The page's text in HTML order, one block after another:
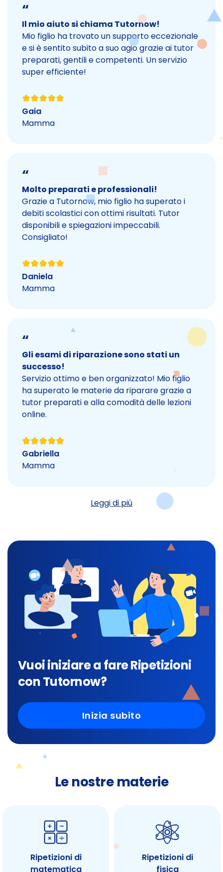
“
Il mio aiuto si chiama Tutornow!
Mio figlio ha trovato un supporto eccezionale
e si è sentito subito a suo agio grazie ai tutor
preparati, gentili e competenti. Un servizio
super efficiente!
Gaia
Mamma
“
Molto preparati e professionali!
Grazie a Tutornow, mio figlio ha superato i
debiti scolastici con ottimi risultati. Tutor
disponibili e spiegazioni impeccabili.
Consigliato!
Daniela
Mamma
“
Gli esami di riparazione sono stati un
successo!
Servizio ottimo e ben organizzato! Mio figlio
ha superato le materie da riparare grazie a
tutor preparati e alla comodità delle lezioni
online.
Gabriella
Mamma
Leggi di più
Vuoi iniziare a fare Ripetizioni
con Tutornow?
Inizia subito
Le nostre materie
Ripetizioni di
matematica
Ripetizioni di
fisica